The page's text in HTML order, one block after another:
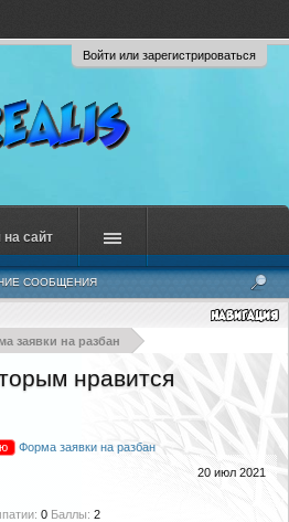
Войти или зарегистрироваться
заявки на разбан
нравится
Форма заявки на разбан
20 июл 2021
0 Баллы: 2
СООБЩЕНИЯ
на сайт